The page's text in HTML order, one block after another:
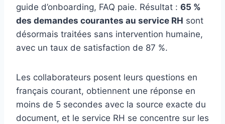
guide d’onboarding, FAQ paie. Résultat : 65 %
des demandes courantes au service RH sont
désormais traitées sans intervention humaine,
avec un taux de satisfaction de 87 %.
Les collaborateurs posent leurs questions en
français courant, obtiennent une réponse en
moins de 5 secondes avec la source exacte du
document, et le service RH se concentre sur les